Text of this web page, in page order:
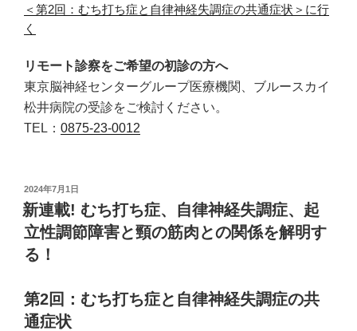
＜第2回：むち打ち症と自律神経失調症の共通症状＞に行
く
リモート診察をご希望の初診の方へ
東京脳神経センターグループ医療機関、ブルースカイ
松井病院の受診をご検討ください。
TEL： 0875-23-0012
投
稿
日:
2024年7月1日
新連載! むち打ち症、自律神経失調症、起
立性調節障害と頸の筋肉との関係を解明す
る！
第2回：むち打ち症と自律神経失調症の共
通症状